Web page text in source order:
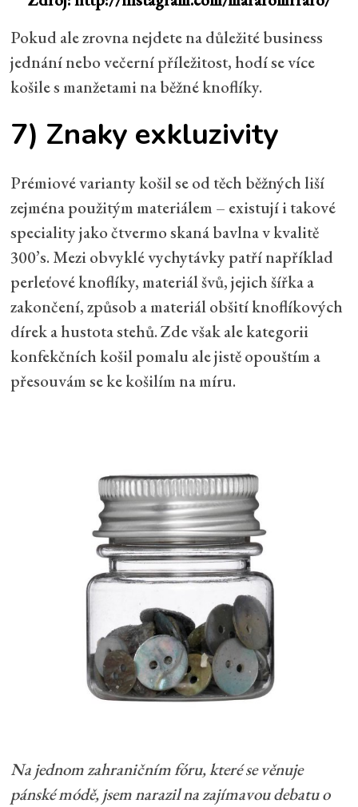
Pokud ale zrovna nejdete na důležité business
jednání nebo večerní příležitost, hodí se více
košile s manžetami na běžné knoflíky.
7) Znaky exkluzivity
Prémiové varianty košil se od těch běžných liší
zejména použitým materiálem – existují i takové
speciality jako čtvermo skaná bavlna v kvalitě
300’s. Mezi obvyklé vychytávky patří například
perleťové knoflíky, materiál švů, jejich šířka a
zakončení, způsob a materiál obšití knoflíkových
dírek a hustota stehů. Zde však ale kategorii
konfekčních košil pomalu ale jistě opouštím a
přesouvám se ke košilím na míru.
Na jednom zahraničním fóru, které se věnuje
pánské módě, jsem narazil na zajímavou debatu o